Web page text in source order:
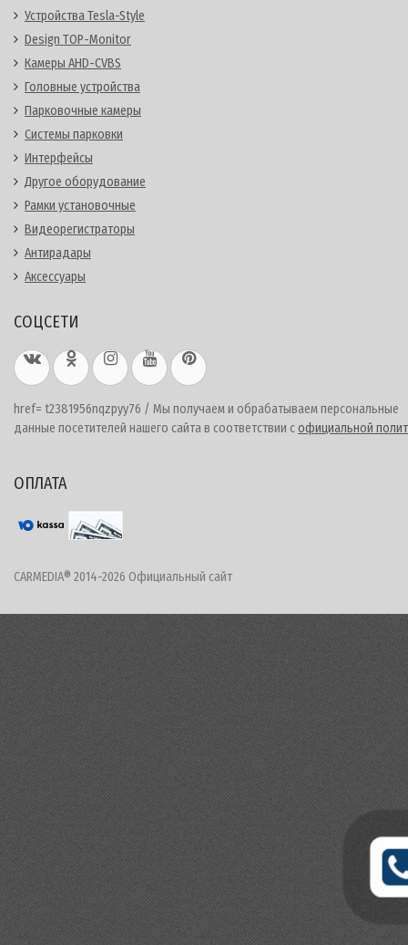
Устройства Tesla-Style
Design TOP-Monitor
Камеры AHD-CVBS
Головные устройства
Парковочные камеры
Системы парковки
Интерфейсы
Другое оборудование
Рамки установочные
Видеорегистраторы
Антирадары
Аксессуары
СОЦСЕТИ
href= t2381956nqzpyy76 / Мы получаем и обрабатываем персональные
данные посетителей нашего сайта в соответствии софициальной
ОПЛАТА
CARMEDIA® 2014-2026 Официальный сайт